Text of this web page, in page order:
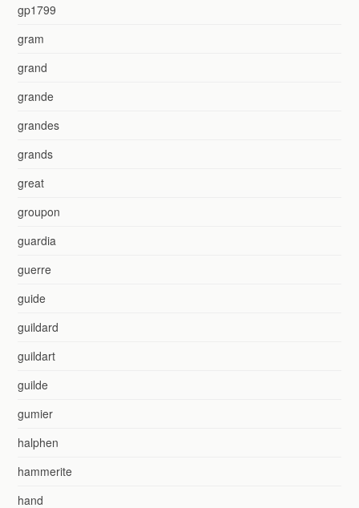
gp1799
gram
grand
grande
grandes
grands
great
groupon
guardia
guerre
guide
guildard
guildart
guilde
gumier
halphen
hammerite
hand